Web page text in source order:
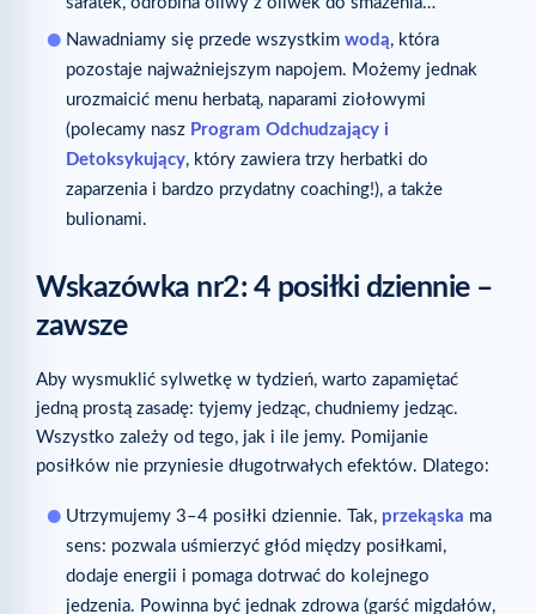
Nawadniamy się przede wszystkim wodą, która
pozostaje najważniejszym napojem. Możemy jednak
urozmaicić menu herbatą, naparami ziołowymi
(polecamy nasz Program Odchudzający i
Detoksykujący, który zawiera trzy herbatki do
zaparzenia i bardzo przydatny coaching!), a także
bulionami.
Wskazówka nr2: 4 posiłki dziennie –
zawsze
Aby wysmuklić sylwetkę w tydzień, warto zapamiętać
jedną prostą zasadę: tyjemy jedząc, chudniemy jedząc.
Wszystko zależy od tego, jak i ile jemy. Pomijanie
posiłków nie przyniesie długotrwałych efektów. Dlatego:
Utrzymujemy 3–4 posiłki dziennie. Tak, przekąska ma
sens: pozwala uśmierzyć głód między posiłkami,
dodaje energii i pomaga dotrwać do kolejnego
jedzenia. Powinna być jednak zdrowa (garść migdałów,